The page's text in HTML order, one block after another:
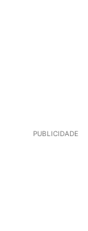
PUBLICIDADE